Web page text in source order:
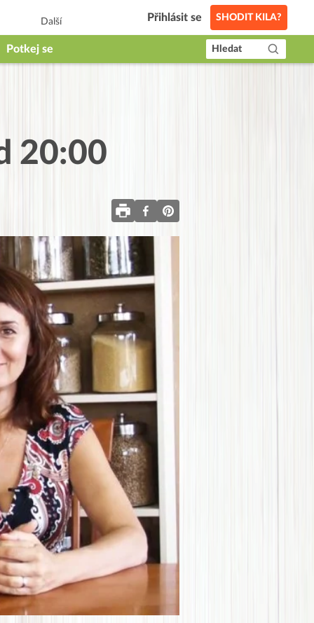
Další Přihlásit se SHODIT KILA?
Potkej se Hledat
20:00